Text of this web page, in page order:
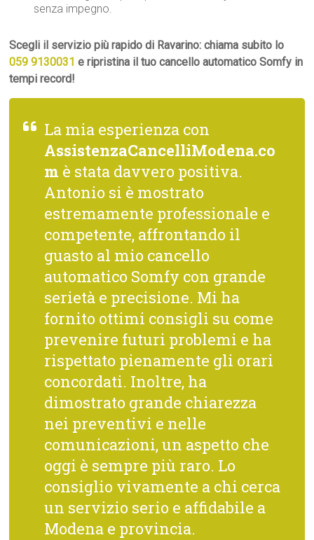
senza impegno.
Scegli il servizio più rapido di Ravarino: chiama subito lo
059 9130031 e ripristina il tuo cancello automatico Somfy in
tempi record!
La mia esperienza con
AssistenzaCancelliModena.co
m è stata davvero positiva.
Antonio si è mostrato
estremamente professionale e
competente, affrontando il
guasto al mio cancello
automatico Somfy con grande
serietà e precisione. Mi ha
fornito ottimi consigli su come
prevenire futuri problemi e ha
rispettato pienamente gli orari
concordati. Inoltre, ha
dimostrato grande chiarezza
nei preventivi e nelle
comunicazioni, un aspetto che
oggi è sempre più raro. Lo
consiglio vivamente a chi cerca
un servizio serio e affidabile a
Modena e provincia.